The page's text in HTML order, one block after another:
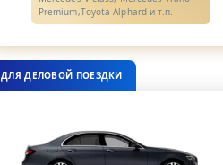
Premium,Toyota Alphard и т.п.
ДЛЯ ДЕЛОВОЙ ПОЕЗДКИ